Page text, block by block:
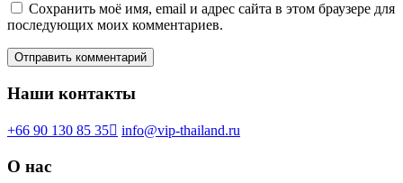
Сохранить моё имя, email и адрес сайта в этом браузере для
последующих моих комментариев.
Наши контакты
+66 90 130 85 35 info@vip-thailand.ru
О нас